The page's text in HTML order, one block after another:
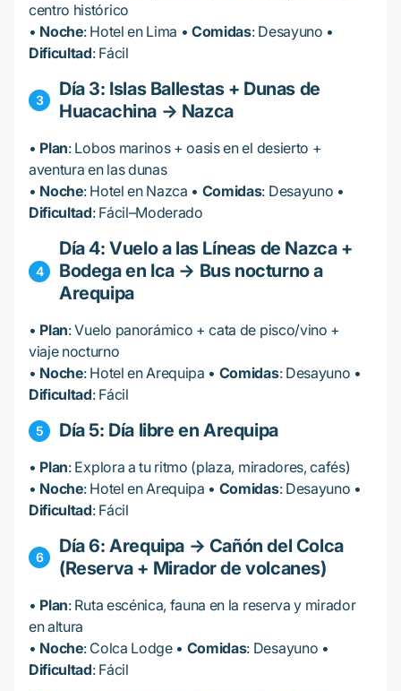
centro histórico
• Noche: Hotel en Lima •Comidas: Desayuno •
Dificultad: Fácil
Día 3: Islas Ballestas + Dunas de
Huacachina → Nazca
• Plan: Lobos marinos + oasis en el desierto +
aventura en las dunas
• Noche: Hotel en Nazca • Comidas: Desayuno •
Dificultad: Fácil–Moderado
Día 4: Vuelo a las Líneas de Nazca +
Bodega en Ica → Bus nocturno a
Arequipa
• Plan: Vuelo panorámico + cata de pisco/vino +
viaje nocturno
• Noche: Hotel en Arequipa • Comidas: Desayuno •
Dificultad: Fácil
Día 5: Día libre en Arequipa
• Plan: Explora a tu ritmo (plaza, miradores, cafés)
• Noche: Hotel en Arequipa • Comidas: Desayuno •
Dificultad: Fácil
Día 6: Arequipa → Cañón del Colca
(Reserva + Mirador de volcanes)
• Plan: Ruta escénica, fauna en la reserva y mirador
en altura
• Noche: Colca Lodge • Comidas: Desayuno •
Dificultad: Fácil